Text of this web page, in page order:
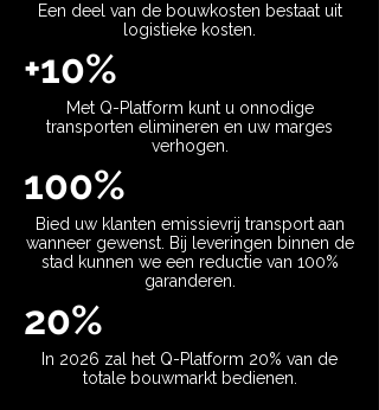
Een deel van de bouwkosten bestaat uit
logistieke kosten.
+10%
Met Q-Platform kunt u onnodige
transporten elimineren en uw marges
verhogen.
100%
Bied uw klanten emissievrij transport aan
wanneer gewenst. Bij leveringen binnen de
stad kunnen we een reductie van 100%
garanderen.
20%
In 2026 zal het Q-Platform 20% van de
totale bouwmarkt bedienen.